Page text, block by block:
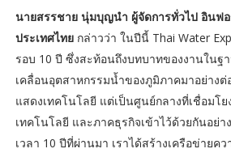
นายสรรชาย นุ่มบุญนำ ผู้จัดการทั่วไป อินฟอ
ประเทศไทยกล่าวว่า ในปีนี้ Thai Water
รอบ 10 ปี ซึ่งสะท้อนถึงบทบาทของงานในฐ
เคลื่อนอุตสาหกรรมน้ำของภูมิภาคมาอย่างต่
แสดงเทคโนโลยี แต่เป็นศูนย์กลางที่เชื่อมโ
เทคโนโลยี และภาคธุรกิจเข้าไว้ด้วยกันอย่า
เวลา 10 ปีที่ผ่านมา เราได้สร้างเครือข่ายค